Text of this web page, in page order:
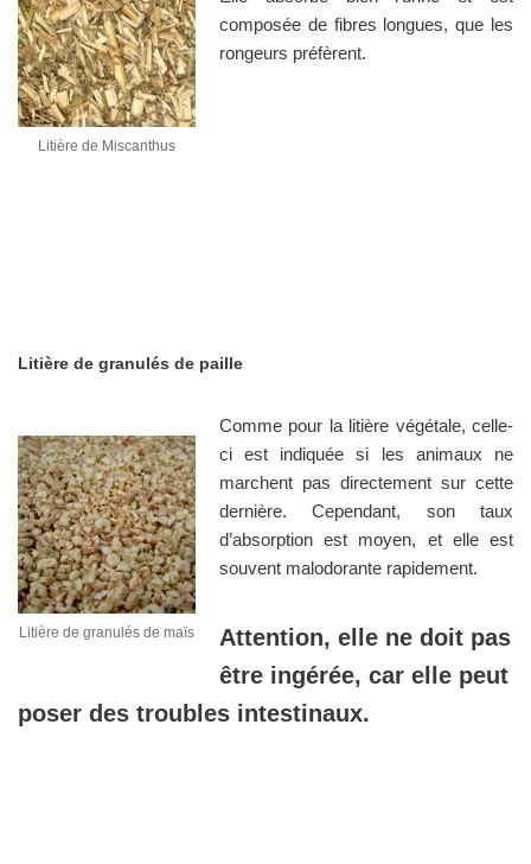
Litière de Miscanthus
composée de fibres longues, que les
rongeurs préfèrent.
Litière de granulés de paille
Litière de granulés de maïs
Comme pour la litière végétale, celle-
ci est indiquée si les animaux ne
marchent pas directement sur cette
dernière. Cependant, son taux
d’absorption est moyen, et elle est
souvent malodorante rapidement.
Attention, elle ne doit pas
être ingérée, car elle peut
poser des troubles intestinaux.